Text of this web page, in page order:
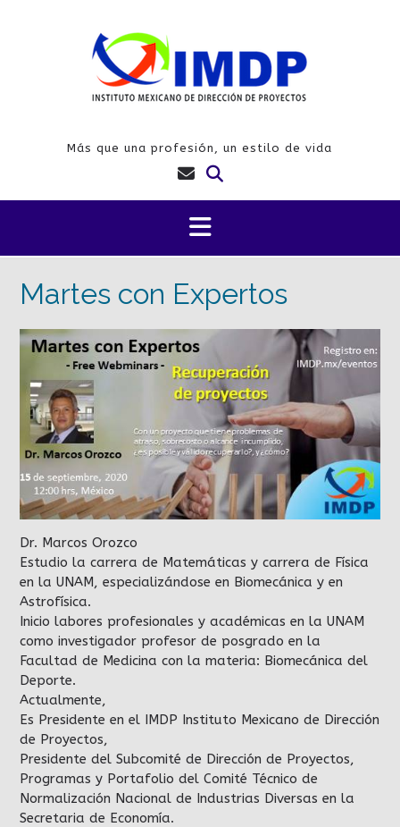
Más que una profesión, un estilo de vida
Martes con Expertos
Dr. Marcos Orozco
Estudio la carrera de Matemáticas y carrera de Física
en la UNAM, especializándose en Biomecánica y en
Astrofísica.
Inicio labores profesionales y académicas en la UNAM
como investigador profesor de posgrado en la
Facultad de Medicina con la materia: Biomecánica del
Deporte.
Actualmente,
Es Presidente en el IMDP Instituto Mexicano de Dirección
de Proyectos,
Presidente del Subcomité de Dirección de Proyectos,
Programas y Portafolio del Comité Técnico de
Normalización Nacional de Industrias Diversas en la
Secretaria de Economía.